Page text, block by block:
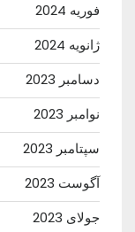
فوریه 2024
ژانویه 2024
دسامبر 2023
نوامبر 2023
سپتامبر 2023
آگوست 2023
جولای 2023